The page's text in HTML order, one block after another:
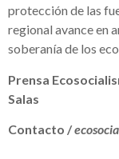
protección de las
regional avance en
soberanía de los
Prensa
Salas
Contacto /